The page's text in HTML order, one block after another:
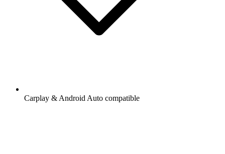
Carplay & Android Auto compatible